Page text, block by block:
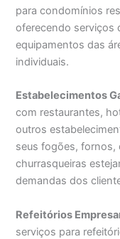
para condomínios
oferecendo serviços
equipamentos das
individuais.
Estabelecimentos
com restaurantes,
outros
seus fogões,
churrasqueiras
demandas dos
Refeitórios
serviços para